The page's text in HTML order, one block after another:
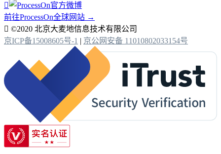

前往ProcessOn全球网站 →
 ©2020 北京大麦地信息技术有限公司
京ICP备15008605号-1 | 京公网安备 11010802033154号